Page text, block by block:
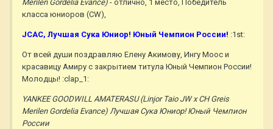
Merilen Gordelia Evance) - отлично, 1 место, Победитель
класса юниоров (CW),
JСАС, Лучшая Сука Юниор! Юный Чемпион России! :1st:
От всей души поздравляю Елену Акимову, Ингу Моос и
красавицу Амиру с закрытием титула Юный Чемпион России!
Молодцы! :clap_1:
YANKEE GOODWILL AMATERASU (Linjor Taio JW х CH Greis
Merilen Gordelia Evance) Лучшая Сука Юниор! Юный Чемпион
России